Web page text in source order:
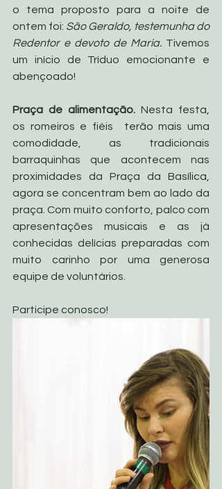
o tema proposto para a noite de
ontem foi: São Geraldo, testemunha do
Redentor e devoto de Maria. Tivemos
um início de Tríduo emocionante e
abençoado!
Praça de alimentação. Nesta festa,
os romeiros e fiéis  terão mais uma
comodidade, as tradicionais
barraquinhas que acontecem nas
proximidades da Praça da Basílica,
agora se concentram bem ao lado da
praça. Com muito conforto, palco com
apresentações musicais e as já
conhecidas delícias preparadas com
muito carinho por uma generosa
equipe de voluntários.
Participe conosco!